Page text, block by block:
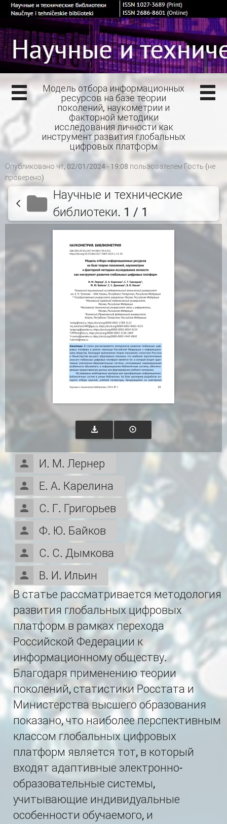
Модель отбора информационных
ресурсов на базе теории
поколений, наукометрии и
факторной методики
исследования личности как
инструмент развития глобальных
цифровых платформ
Опубликовано чт, 02/01/2024 - 19:08 пользователем Гость (не
проверено)
Научные и технические
библиотеки. 1 / 1
И. М. Лернер
Е. А. Карелина
С. Г. Григорьев
Ф. Ю. Байков
С. С. Дымкова
В. И. Ильин
В статье рассматривается методология
развития глобальных цифровых
платформ в рамках перехода
Российской Федерации к
информационному обществу.
Благодаря применению теории
поколений, статистики Росстата и
Министерства высшего образования
показано, что наиболее перспективным
классом глобальных цифровых
платформ является тот, в который
входят адаптивные электронно-
образовательные системы,
учитывающие индивидуальные
особенности обучаемого, и